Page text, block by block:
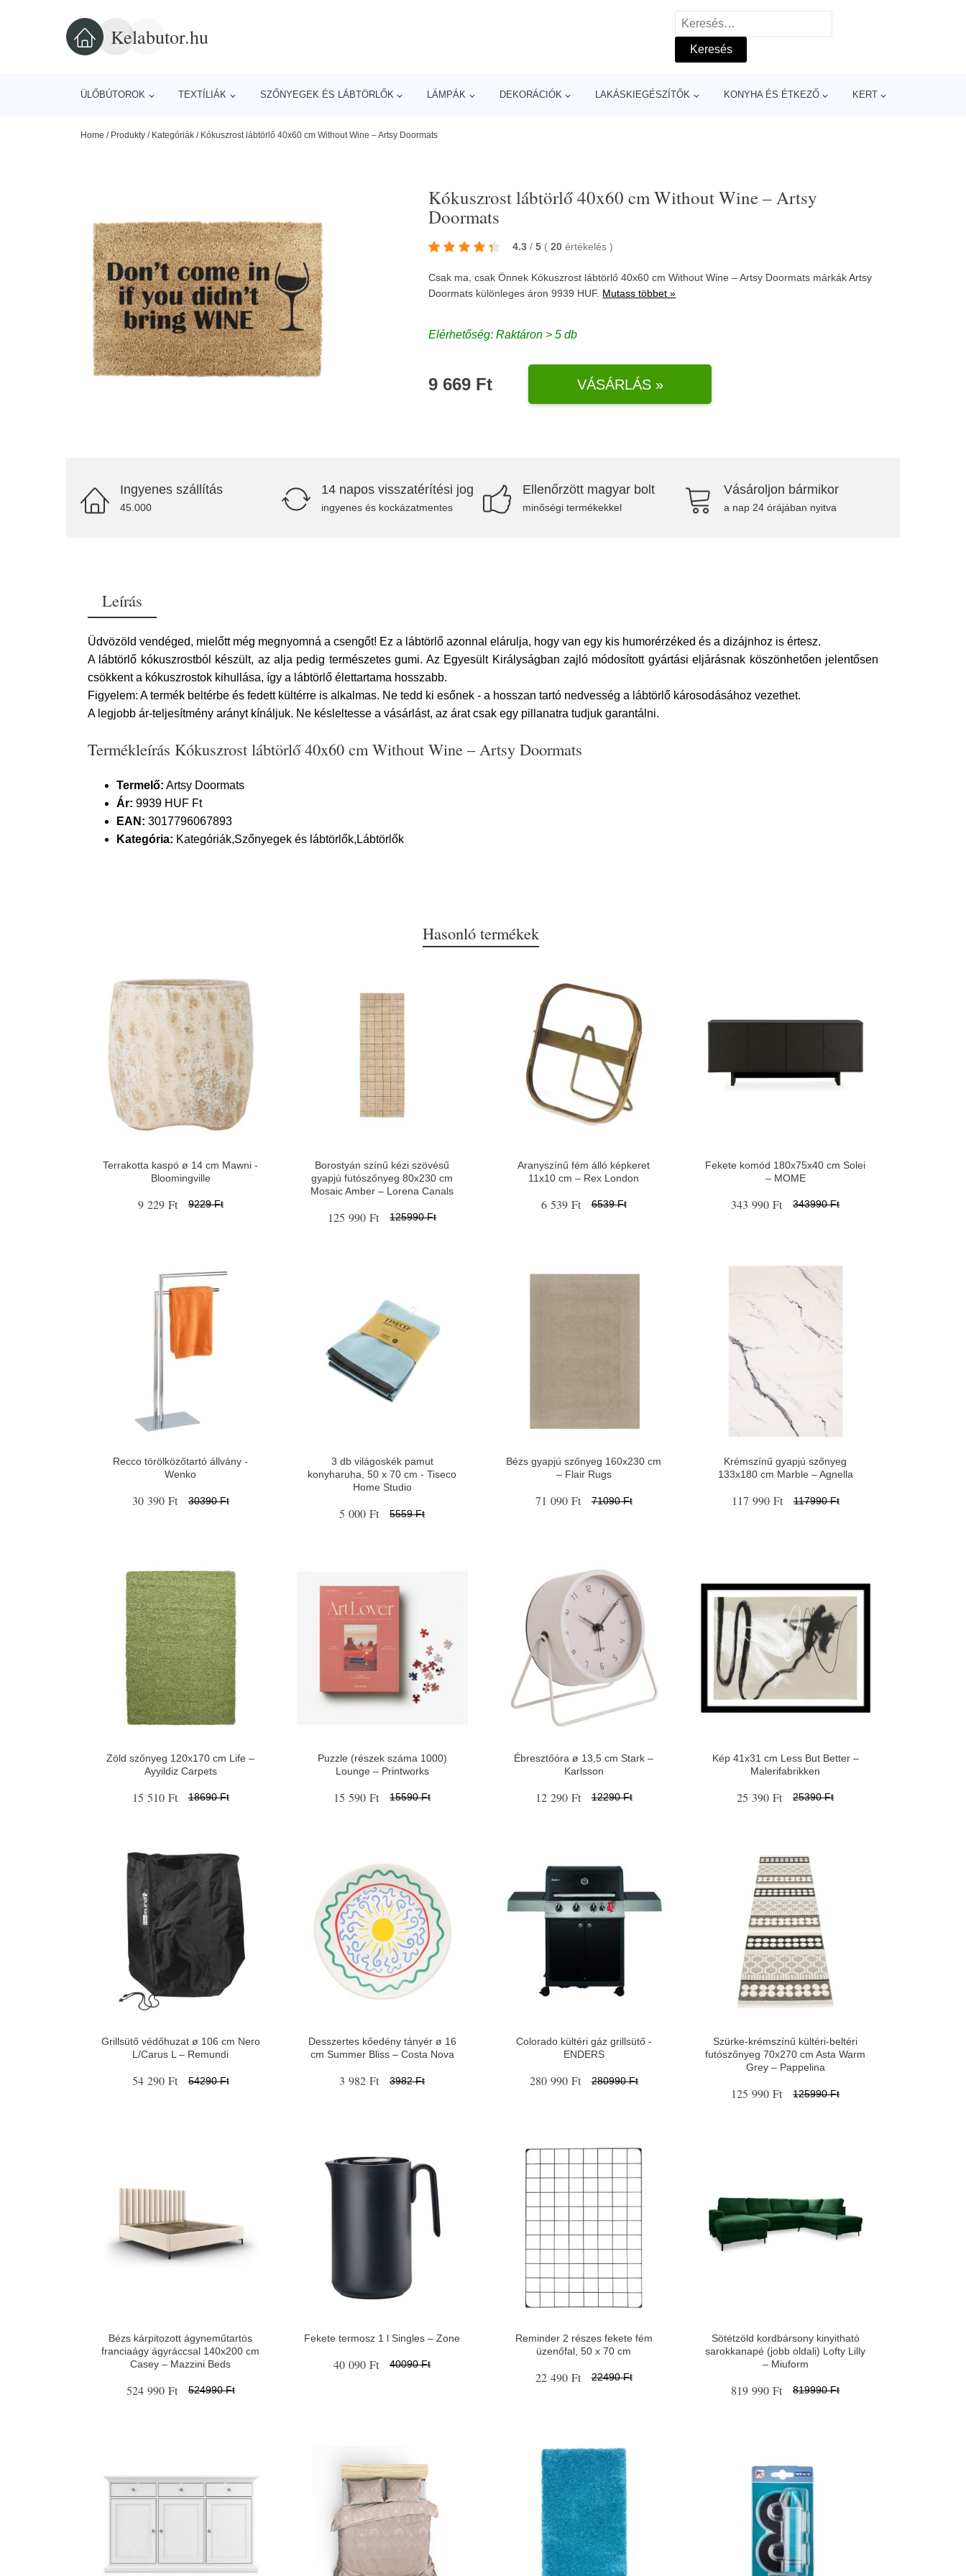
Kelabutor.hu
Keresés:
ÜLŐBÚTOROK TEXTÍLIÁK SZŐNYEGEK ÉS LÁBTÖRLŐK LÁMPÁK DEKORÁCIÓK LAKÁSKIEGÉSZÍTŐK KONYHA ÉS ÉTKEZŐ KERT
Home / Produkty / Kategóriák / Kókuszrost lábtörlő 40x60 cm Without Wine – Artsy Doormats
Kókuszrost lábtörlő 40x60 cm Without Wine – Artsy
Doormats
4.3 / 5 ( 20 értékelés)
Csak ma, csak Önnek Kókuszrost lábtörlő 40x60 cm Without Wine – Artsy Doormats márkákArtsy
Doormats különleges áron 9939 HUF. Mutass többet »
Elérhetőség: Raktáron > 5 db
9 669 Ft VÁSÁRLÁS »
Ingyenes szállítás
45.000
14 napos visszatérítési jog
ingyenes és kockázatmentes
Ellenőrzött magyar bolt
minőségi termékekkel
Vásároljon bármikor
a nap 24 órájában nyitva
Leírás
Üdvözöld vendéged, mielőtt még megnyomná a csengőt! Ez a lábtörlő azonnal elárulja, hogy van egy kis humorérzéked és a dizájnhoz is értesz.
A lábtörlő kókuszrostból készült, az alja pedig természetes gumi. Az Egyesült Királyságban zajló módosított gyártási eljárásnak köszönhetően jelentősen
csökkent a kókuszrostok kihullása, így a lábtörlő élettartama hosszabb.
Figyelem: A termék beltérbe és fedett kültérre is alkalmas. Ne tedd ki esőnek - a hosszan tartó nedvesség a lábtörlő károsodásához vezethet.
A legjobb ár-teljesítmény arányt kínáljuk. Ne késleltesse a vásárlást, az árat csak egy pillanatra tudjuk garantálni.
Termékleírás Kókuszrost lábtörlő 40x60 cm Without Wine – Artsy Doormats
Termelő: Artsy Doormats
Ár: 9939 HUF Ft
EAN: 3017796067893
Kategória: Kategóriák,Szőnyegek és lábtörlők,Lábtörlők
Hasonló termékek
Terrakotta kaspó ø 14 cm Mawni -
Bloomingville
9 229 Ft 9229 Ft
Borostyán színű kézi szövésű
gyapjú futószőnyeg 80x230 cm
Mosaic Amber – Lorena Canals
125 990 Ft 125990 Ft
Aranyszínű fém álló képkeret
11x10 cm – Rex London
6 539 Ft 6539 Ft
Fekete komód 180x75x40 cm Solei
– MOME
343 990 Ft 343990 Ft
Recco törölközőtartó állvány -
Wenko
30 390 Ft 30390 Ft
3 db világoskék pamut
konyharuha, 50 x 70 cm - Tiseco
Home Studio
5 000 Ft 5559 Ft
Bézs gyapjú szőnyeg 160x230 cm
– Flair Rugs
71 090 Ft 71090 Ft
Krémszínű gyapjú szőnyeg
133x180 cm Marble – Agnella
117 990 Ft 117990 Ft
Zöld szőnyeg 120x170 cm Life –
Ayyildiz Carpets
15 510 Ft 18690 Ft
Puzzle (részek száma 1000)
Lounge – Printworks
15 590 Ft 15590 Ft
Ébresztőóra ø 13,5 cm Stark –
Karlsson
12 290 Ft 12290 Ft
Kép 41x31 cm Less But Better –
Malerifabrikken
25 390 Ft 25390 Ft
Grillsütő védőhuzat ø 106 cm Nero
L/Carus L – Remundi
54 290 Ft 54290 Ft
Desszertes kőedény tányér ø 16
cm Summer Bliss – Costa Nova
3 982 Ft 3982 Ft
Colorado kültéri gáz grillsütő -
ENDERS
280 990 Ft 280990 Ft
Szürke-krémszínű kültéri-beltéri
futószőnyeg 70x270 cm Asta Warm
Grey – Pappelina
125 990 Ft 125990 Ft
Bézs kárpitozott ágyneműtartós
franciaágy ágyráccsal 140x200 cm
Casey – Mazzini Beds
524 990 Ft 524990 Ft
Fekete termosz 1 l Singles – Zone
40 090 Ft 40090 Ft
Reminder 2 részes fekete fém
üzenőfal, 50 x 70 cm
22 490 Ft 22490 Ft
Sötétzöld kordbársony kinyitható
sarokkanapé (jobb oldali) Lofty Lilly
– Miuform
819 990 Ft 819990 Ft